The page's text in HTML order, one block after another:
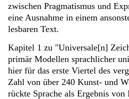
zwischen Pragmatismus und
eine Ausnahme in einem
lesbaren Text.
Kapitel 1 zu "Universale[n]
primär Modellen sprachlicher
hier für das erste Viertel des
Zahl von über 240 Kunst- und
rückte Sprache als Ergebnis